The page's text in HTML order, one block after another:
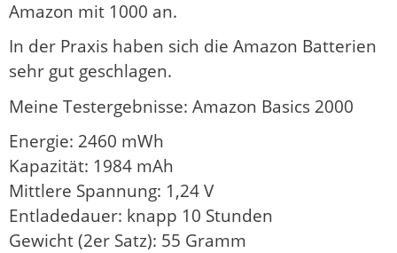
Amazon mit 1000 an.
In der Praxis haben sich die Amazon Batterien
sehr gut geschlagen.
Meine Testergebnisse: Amazon Basics 2000
Energie: 2460 mWh
Kapazität: 1984 mAh
Mittlere Spannung: 1,24 V
Entladedauer: knapp 10 Stunden
Gewicht (2er Satz): 55 Gramm